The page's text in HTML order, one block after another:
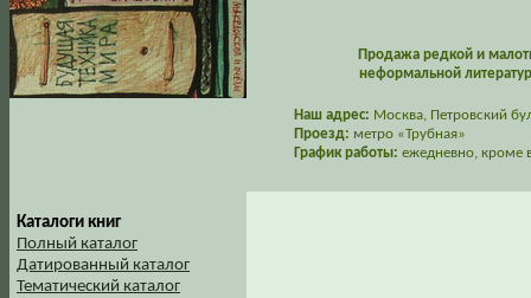
Продажа редкой и
неформальной
Наш адрес: Москва, Петровский
Проезд: метро «Трубная»
График работы: ежедневно, кроме
Каталоги книг
Полный каталог
Датированный каталог
Тематический каталог